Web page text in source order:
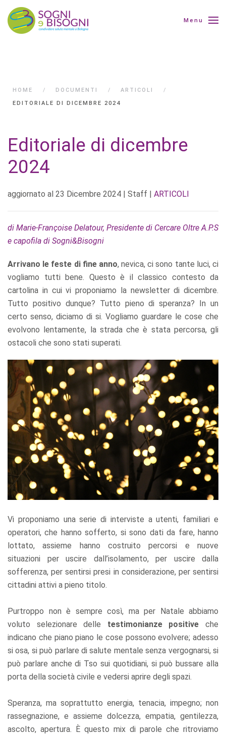
Menu
HOME DOCUMENTI
ARTICOLI
EDITORIALE DI DICEMBRE 2024
Editoriale di dicembre
2024
aggiornato al 23 Dicembre 2024 | Staff | ARTICOLI
di Marie-Françoise Delatour, Presidente di Cercare Oltre A.P.S
e capofila di Sogni&Bisogni
Arrivano le feste di fine anno, nevica, ci sono tante luci, ci
vogliamo tutti bene. Questo è il classico contesto da
cartolina in cui vi proponiamo la newsletter di dicembre.
Tutto positivo dunque? Tutto pieno di speranza? In un
certo senso, diciamo di si. Vogliamo guardare le cose che
evolvono lentamente, la strada che è stata percorsa, gli
ostacoli che sono stati superati.
Vi proponiamo una serie di interviste a utenti, familiari e
operatori, che hanno sofferto, si sono dati da fare, hanno
lottato, assieme hanno costruito percorsi e nuove
situazioni per uscire dall’isolamento, per uscire dalla
sofferenza, per sentirsi presi in considerazione, per sentirsi
cittadini attivi a pieno titolo.
Purtroppo non è sempre così, ma per Natale abbiamo
voluto selezionare delle testimonianze positive che
indicano che piano piano le cose possono evolvere; adesso
si osa, si può parlare di salute mentale senza vergognarsi, si
può parlare anche di Tso sui quotidiani, si può bussare alla
porta della società civile e vedersi aprire degli spazi.
Speranza, ma soprattutto energia, tenacia, impegno; non
rassegnazione, e assieme dolcezza, empatia, gentilezza,
ascolto, apertura. È questo mix di parole che ritroviamo